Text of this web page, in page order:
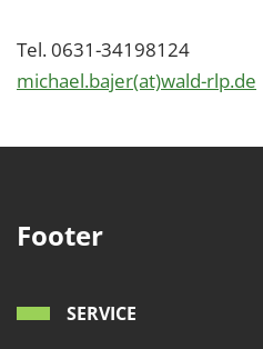
Tel. 0631-34198124
​​​​​​​michael.bajer(at)wald-rlp.de
Footer
SERVICE